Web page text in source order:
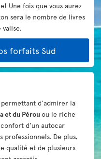
Une fois que vous aurez
sera le nombre de livres
forfaits Sud
permettant d'admirer la
et du Pérou ou le riche
confort d'un autocar
professionnels. De plus,
qualité et de plusieurs